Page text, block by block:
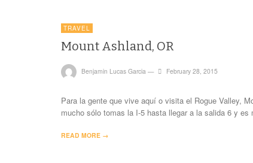
TRAVEL
Mount Ashland, OR
Benjamin Lucas Garcia — February 28, 2015
Para la gente que vive aquí o visita el Rogue Valley,
mucho sólo tomas la I-5 hasta llegar a la salida 6 y
READ MORE →